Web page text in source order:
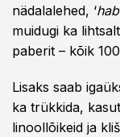
nädalalehed, ‘
muidugi ka
paberit – kõik
Lisaks saab
ka trükkida,
linoollõikeid ja